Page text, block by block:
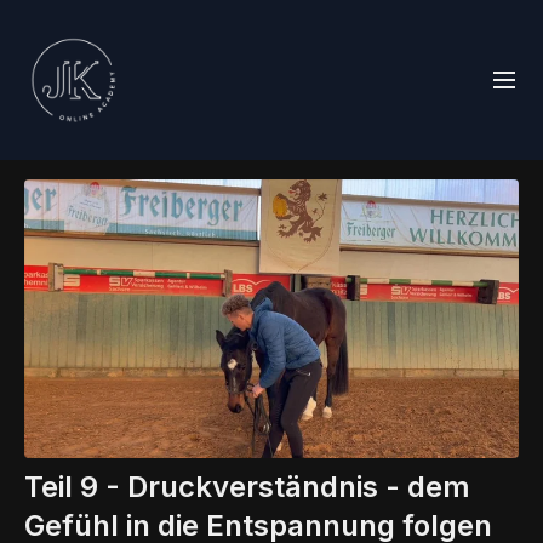
Teil 9 - Druckverständnis - dem
Gefühl in die Entspannung folgen